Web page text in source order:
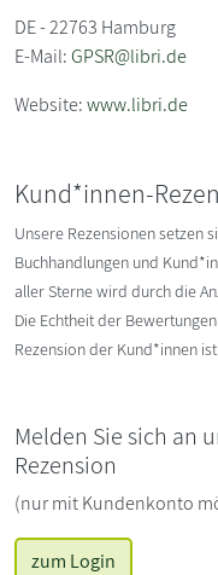
DE - 22763 Hamburg
E-Mail:GPSR@libri.de
Website:www.libri.de
Kund*innen-
Unsere Rezensionen setzen
Buchhandlungen und
aller Sterne wird durch die
Die Echtheit der
Rezension der Kund*innen
Melden Sie sich an
Rezension
(nur mit Kundenkonto
zum Login